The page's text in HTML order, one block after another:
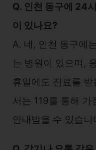
Q. 인천 동구에 24
이 있나요?
A. 네, 인천 동구에
는 병원이 있으며,
휴일에도 진료를
서는 119를 통해 가
안내받을 수 있습니